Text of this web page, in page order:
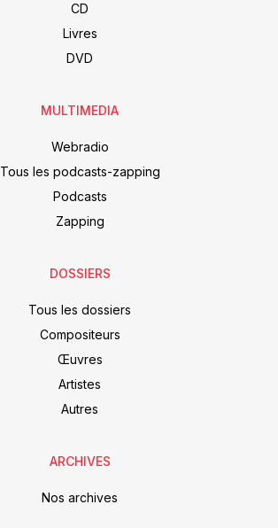
CD
Livres
DVD
MULTIMEDIA
Webradio
Tous les podcasts-zapping
Podcasts
Zapping
DOSSIERS
Tous les dossiers
Compositeurs
Œuvres
Artistes
Autres
ARCHIVES
Nos archives